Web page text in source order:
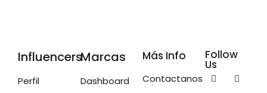
Influencers
Perfil
Marcas
Dashboard
Más Info
Contactanos
Follow
Us